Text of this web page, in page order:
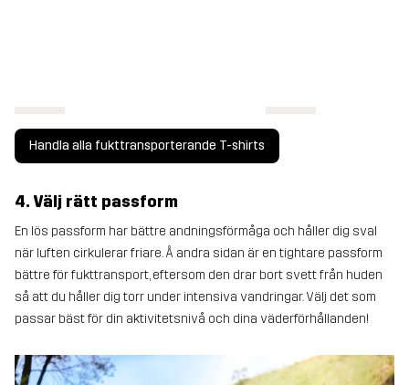
Handla alla fukttransporterande T-shirts
4. Välj rätt passform
En lös passform har bättre andningsförmåga och håller dig sval
när luften cirkulerar friare. Å andra sidan är en tightare passform
bättre för fukttransport, eftersom den drar bort svett från huden
så att du håller dig torr under intensiva vandringar. Välj det som
passar bäst för din aktivitetsnivå och dina väderförhållanden!